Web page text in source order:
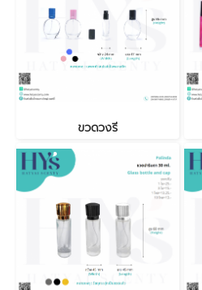
ขวดวงรี